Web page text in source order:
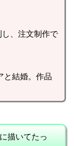
し、注文制作で
と結婚。作品
描いてたっ